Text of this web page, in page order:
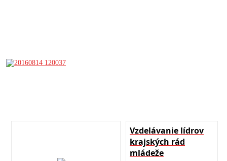
Vzdelávanie lídrov
krajských rád
mládeže